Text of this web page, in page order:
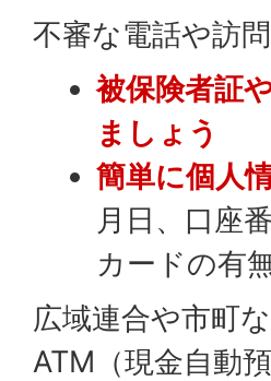
不審な電話や訪
被保険者証
ましょう
簡単に個人
月日、口座
カードの有
広域連合や市町
ATM（現金自動